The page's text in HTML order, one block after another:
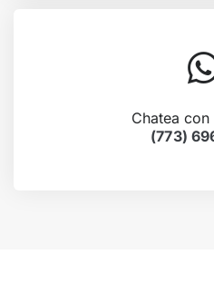
Chatea
(773)